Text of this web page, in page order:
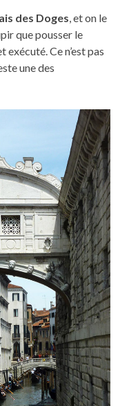
des Doges, et on le
que pousser le
Ce n’est pas
une des